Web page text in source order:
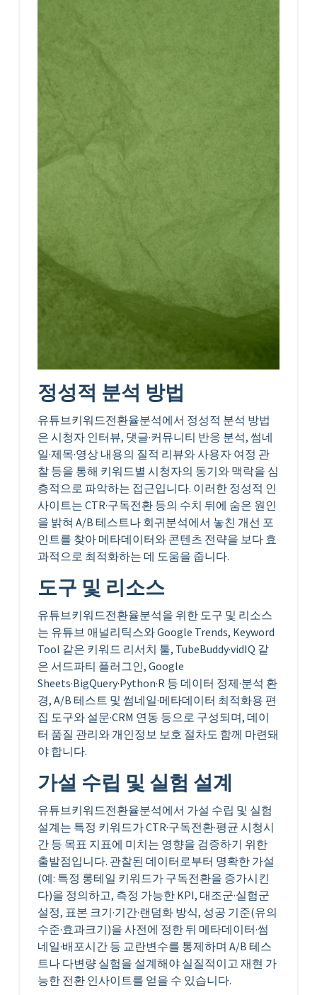
정성적 분석 방법
유튜브키워드전환율분석에서 정성적 분석 방법
은 시청자 인터뷰, 댓글·커뮤니티 반응 분석, 썸네
일·제목·영상 내용의 질적 리뷰와 사용자 여정 관
찰 등을 통해 키워드별 시청자의 동기와 맥락을 심
층적으로 파악하는 접근입니다. 이러한 정성적 인
사이트는 CTR·구독전환 등의 수치 뒤에 숨은 원인
을 밝혀 A/B 테스트나 회귀분석에서 놓친 개선 포
인트를 찾아 메타데이터와 콘텐츠 전략을 보다 효
과적으로 최적화하는 데 도움을 줍니다.
도구 및 리소스
유튜브키워드전환율분석을 위한 도구 및 리소스
는 유튜브 애널리틱스와 Google Trends, Keyword
Tool 같은 키워드 리서치 툴, TubeBuddy·vidIQ 같
은 서드파티 플러그인, Google
Sheets·BigQuery·Python·R 등 데이터 정제·분석 환
경, A/B 테스트 및 썸네일·메타데이터 최적화용 편
집 도구와 설문·CRM 연동 등으로 구성되며, 데이
터 품질 관리와 개인정보 보호 절차도 함께 마련돼
야 합니다.
가설 수립 및 실험 설계
유튜브키워드전환율분석에서 가설 수립 및 실험
설계는 특정 키워드가 CTR·구독전환·평균 시청시
간 등 목표 지표에 미치는 영향을 검증하기 위한
출발점입니다. 관찰된 데이터로부터 명확한 가설
(예: 특정 롱테일 키워드가 구독전환을 증가시킨
다)을 정의하고, 측정 가능한 KPI, 대조군·실험군
설정, 표본 크기·기간·랜덤화 방식, 성공 기준(유의
수준·효과크기)을 사전에 정한 뒤 메타데이터·썸
네일·배포시간 등 교란변수를 통제하며 A/B 테스
트나 다변량 실험을 설계해야 실질적이고 재현 가
능한 전환 인사이트를 얻을 수 있습니다.